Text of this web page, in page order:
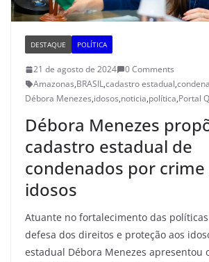
DESTAQUE POLÍTICA
21 de agosto de 2024
0 Comments
Amazonas,BRASIL,cadastro estadual,
Débora Menezes,idosos,noticia,política,Portal
Débora Menezes
cadastro estadual de
condenados por
idosos
Atuante no fortalecimento das
defesa dos direitos e proteção aos
estadual Débora Menezes apresentou